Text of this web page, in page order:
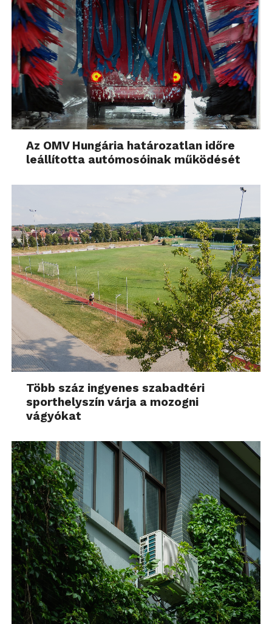
Az OMV Hungária határozatlan időre
leállította autómosóinak működését
Több száz ingyenes szabadtéri
sporthelyszín várja a mozogni
vágyókat